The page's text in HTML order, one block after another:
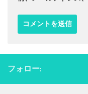
フォロー: